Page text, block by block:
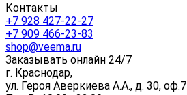
Контакты
+7 928 427-22-27
+7 909 466-23-83
shop@veema.ru
Заказывать онлайн 24/7
г. Краснодар,
ул. Героя Аверкиева А.А., д. 30, оф.7